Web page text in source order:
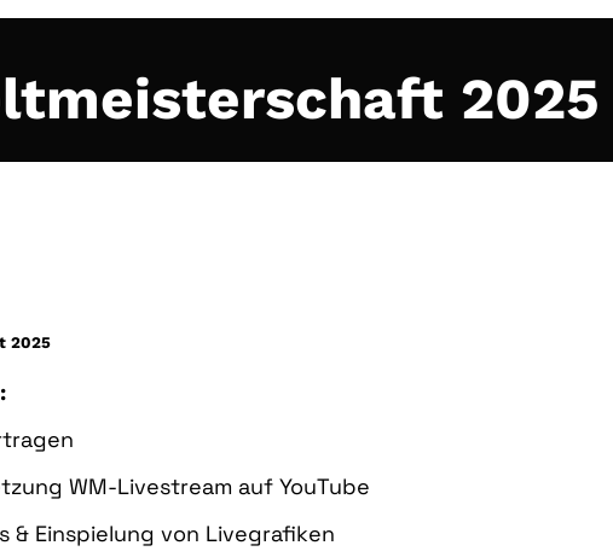
2025
2025
WM-Livestream auf YouTube
& Einspielung von Livegrafiken